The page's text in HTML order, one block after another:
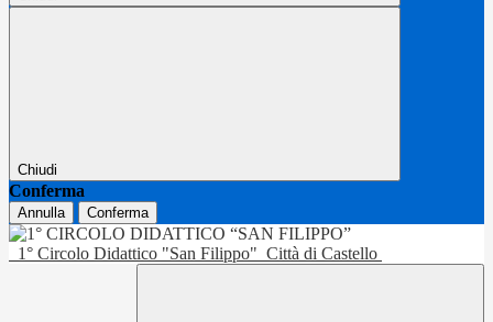
Chiudi
Conferma
Annulla Conferma
1° Circolo Didattico "San Filippo" Città di Castello